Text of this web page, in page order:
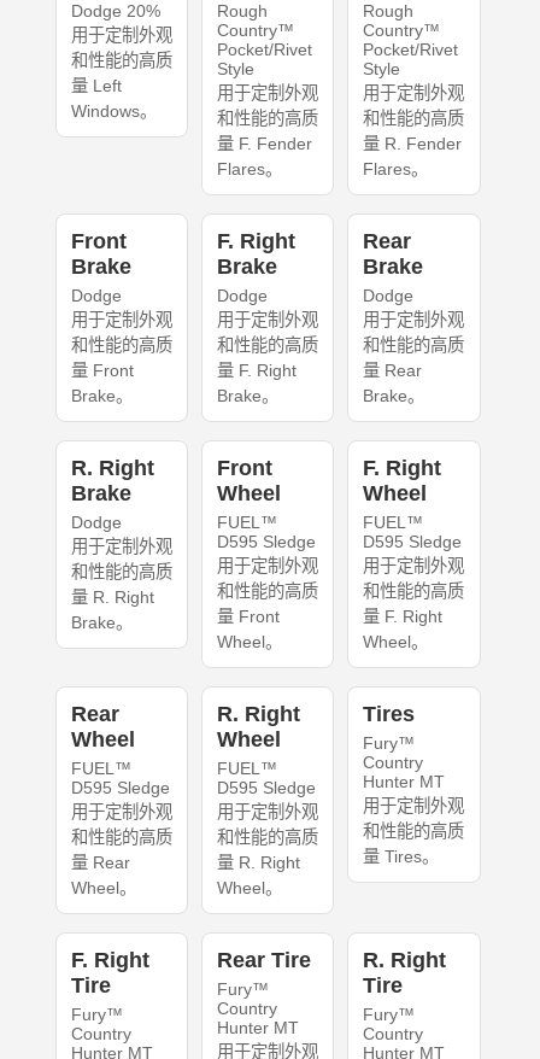
Dodge 20%
用于定制外观
和性能的高质
量 Left
Windows。
Rough
Country™
Pocket/Rivet
Style
用于定制外观
和性能的高质
量 F. Fender
Flares。
Rough
Country™
Pocket/Rivet
Style
用于定制外观
和性能的高质
量 R. Fender
Flares。
Front
Brake
Dodge
用于定制外观
和性能的高质
量 Front
Brake。
F. Right
Brake
Dodge
用于定制外观
和性能的高质
量 F. Right
Brake。
Rear
Brake
Dodge
用于定制外观
和性能的高质
量 Rear
Brake。
R. Right
Brake
Dodge
用于定制外观
和性能的高质
量 R. Right
Brake。
Front
Wheel
FUEL™
D595 Sledge
用于定制外观
和性能的高质
量 Front
Wheel。
F. Right
Wheel
FUEL™
D595 Sledge
用于定制外观
和性能的高质
量 F. Right
Wheel。
Rear
Wheel
FUEL™
D595 Sledge
用于定制外观
和性能的高质
量 Rear
Wheel。
R. Right
Wheel
FUEL™
D595 Sledge
用于定制外观
和性能的高质
量 R. Right
Wheel。
Tires
Fury™
Country
Hunter MT
用于定制外观
和性能的高质
量 Tires。
F. Right
Tire
Fury™
Country
Hunter MT
Rear Tire
Fury™
Country
Hunter MT
用于定制外观
R. Right
Tire
Fury™
Country
Hunter MT